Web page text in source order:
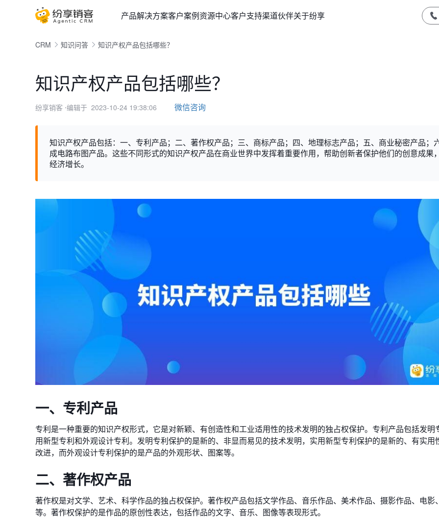
产品解决方案客户案例资源中心客户支持渠道伙伴关于纷享
CRM 知识问答 知识产权产品包括哪些？
知识产权产品包括哪些？
纷享销客 ⋅编辑于 2023-10-24 19:38:06 微信咨询
知识产权产品包括：一、专利产品；二、著作权产品；三、商标产品；四、地理标志产品；五、商业秘密产品；
成电路布图产品。这些不同形式的知识产权产品在商业世界中发挥着重要作用，帮助创新者保护他们的创意成果
经济增长。
一、专利产品
专利是一种重要的知识产权形式，它是对新颖、有创造性和工业适用性的技术发明的独占权保护。专利产品包括发明
用新型专利和外观设计专利。发明专利保护的是新的、非显而易见的技术发明，实用新型专利保护的是新的、有实用
改进，而外观设计专利保护的是产品的外观形状、图案等。
二、著作权产品
著作权是对文学、艺术、科学作品的独占权保护。著作权产品包括文学作品、音乐作品、美术作品、摄影作品、电影
等。著作权保护的是作品的原创性表达，包括作品的文字、音乐、图像等表现形式。